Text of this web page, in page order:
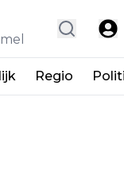
Regio